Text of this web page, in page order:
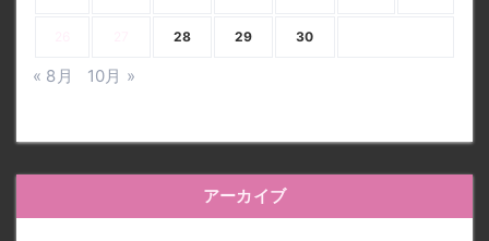
28 29 30
« 8月 10月 »
アーカイブ